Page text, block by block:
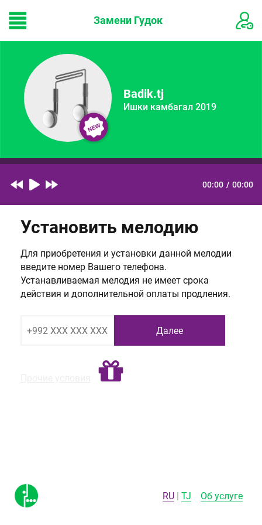
Замени Гудок
Badik.tj
Ишки камбагал 2019
Установить мелодию
Для приобретения и установки данной мелодии
введите номер Вашего телефона.
Устанавливаемая мелодия не имеет срока
действия и дополнительной оплаты продления.
00:00 / 00:00
RU TJ Об услуге